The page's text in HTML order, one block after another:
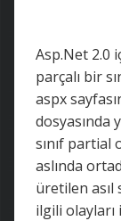
Asp.Net 2.0
parçalı bir
aspx
dosyasında
sınıf partial
aslında
üretilen asıl
ilgili olayları